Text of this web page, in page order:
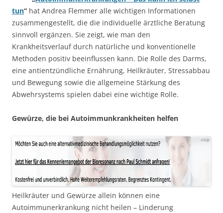
tun“ hat Andrea Flemmer alle wichtigen Informationen
zusammengestellt, die die individuelle ärztliche Beratung
sinnvoll ergänzen. Sie zeigt, wie man den
Krankheitsverlauf durch natürliche und konventionelle
Methoden positiv beeinflussen kann. Die Rolle des Darms,
eine antientzündliche Ernährung, Heilkräuter, Stressabbau
und Bewegung sowie die allgemeine Stärkung des
Abwehrsystems spielen dabei eine wichtige Rolle.
Gewürze, die bei Autoimmunkrankheiten helfen
Heilkräuter und Gewürze allein können eine
Autoimmunerkrankung nicht heilen – Linderung